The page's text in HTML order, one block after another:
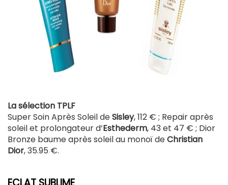
La sélection TPLF
Super Soin Après Soleil deSisley, 112 € ; Repair après
soleil et prolongateur d’Esthederm, 43 et 47 € ; Dior
Bronze baume après soleil au monoï deChristian
Dior, 35.95 €.